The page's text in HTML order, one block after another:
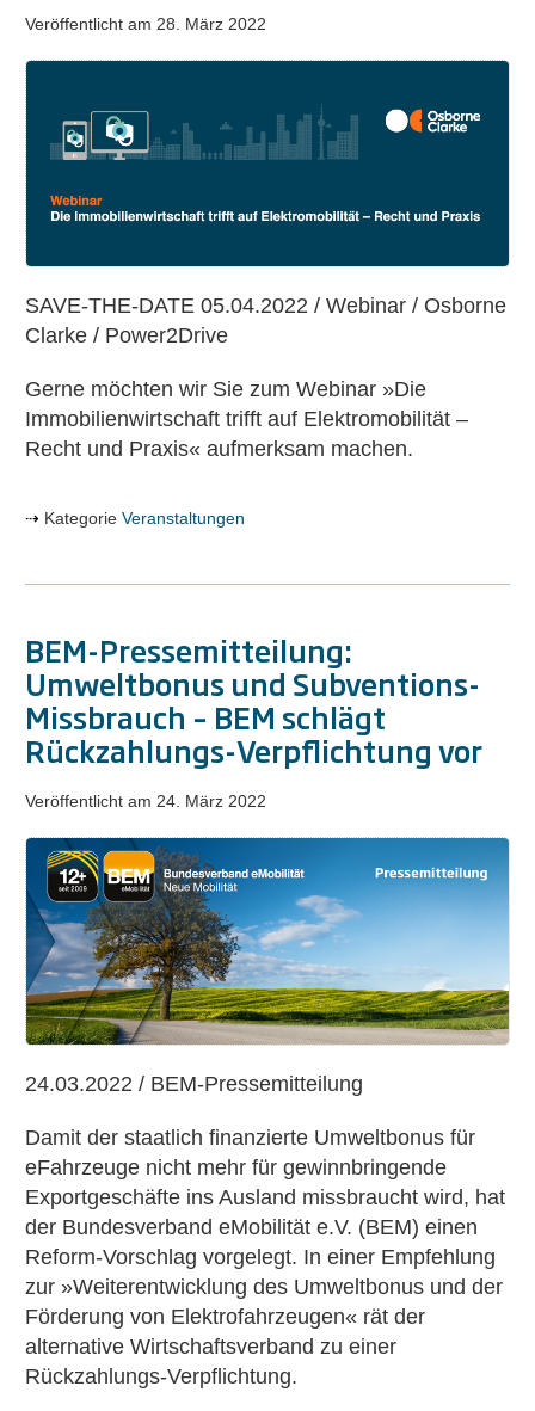
Veröffentlicht am 28. März 2022
Webinar:
Die
Immobilienwirtschaft
trifft
auf
Elektromobilität
–
und
Praxis
SAVE-THE-DATE 05.04.2022 / Webinar / Osborne
Clarke / Power2Drive
Gerne möchten wir Sie zum Webinar »Die
Immobilienwirtschaft trifft auf Elektromobilität –
Recht und Praxis« aufmerksam machen.
Kategorie Veranstaltungen
BEM-Pressemitteilung:
Umweltbonus und Subventions-
Missbrauch – BEM schlägt
Rückzahlungs-Verpflichtung vor
Veröffentlicht am 24. März 2022
BEM-
Pressemitteilung:
Umweltbonus
und
Subventions-
Missbrauch
–
schlägt
Verpflichtung
vor
24.03.2022 / BEM-Pressemitteilung
Damit der staatlich finanzierte Umweltbonus für
eFahrzeuge nicht mehr für gewinnbringende
Exportgeschäfte ins Ausland missbraucht wird, hat
der Bundesverband eMobilität e.V. (BEM) einen
Reform-Vorschlag vorgelegt. In einer Empfehlung
zur »Weiterentwicklung des Umweltbonus und der
Förderung von Elektrofahrzeugen« rät der
alternative Wirtschaftsverband zu einer
Rückzahlungs-Verpflichtung.